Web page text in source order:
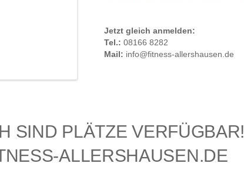
Jetzt gleich anmelden:
Tel.: 08166 8282
Mail: info@fitness-allershausen.de
SIND PLÄTZE VERFÜGBAR!
ALLERSHAUSEN.DE